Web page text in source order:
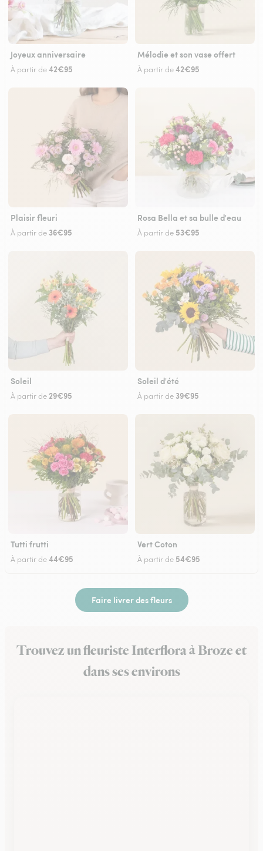
Joyeux anniversaire
À partir de42€95
Mélodie et son vase offert
À partir de42€95
Plaisir fleuri
À partir de 36€95
Rosa Bella et sa bulle d'eau
À partir de 53€95
Soleil
À partir de29€95
Soleil d'été
À partir de 39€95
Tutti frutti
À partir de44€95
Vert Coton
À partir de 54€95
Faire livrer des fleurs
Trouvez un fleuriste Interflora à Broze et
dans ses environs